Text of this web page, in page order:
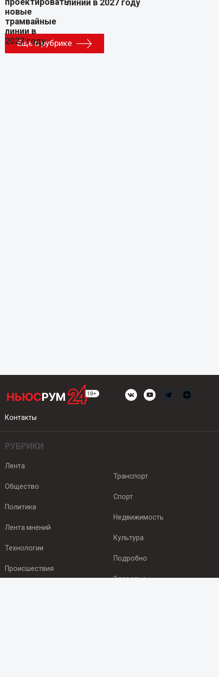
линии в 2027 году
Еще в рубрике
Контакты
РУБРИКИ
Лента
Общество
Политика
Лента мнений
Технологии
Происшествия
Транспорт
Спорт
Недвижимость
Культура
Подробно
Здоровье